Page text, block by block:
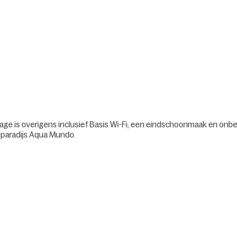
is overigens inclusief Basis Wi-Fi, een eindschoonmaak en
Aqua Mundo.